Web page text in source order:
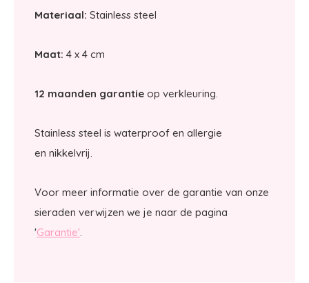
Materiaal: Stainless steel
Maat: 4 x 4 cm
12 maanden garantie op verkleuring.
Stainless steel is waterproof en allergie
en nikkelvrij.
Voor meer informatie over de garantie van onze
sieraden verwijzen we je naar de pagina
'Garantie'.